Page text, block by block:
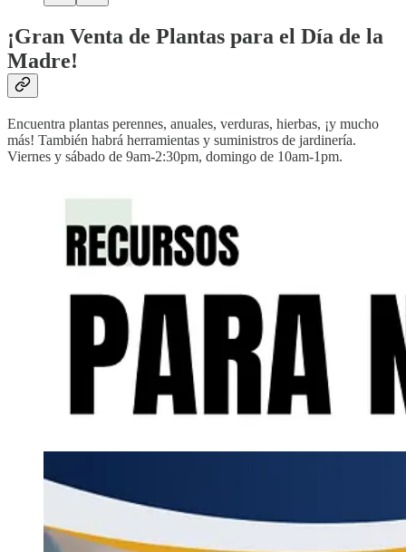
¡Gran Venta de Plantas para el Día de la
Madre!
Encuentra plantas perennes, anuales, verduras, hierbas, ¡y mucho
más! También habrá herramientas y suministros de jardinería.
Viernes y sábado de 9am-2:30pm, domingo de 10am-1pm.